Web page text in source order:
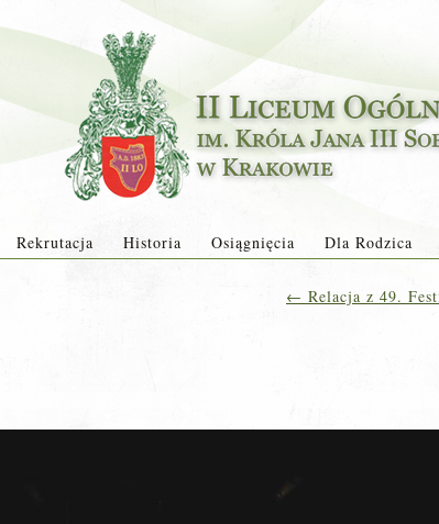
Rekrutacja Historia Osiągnięcia Dla Rodzica
← Relacja z 49.